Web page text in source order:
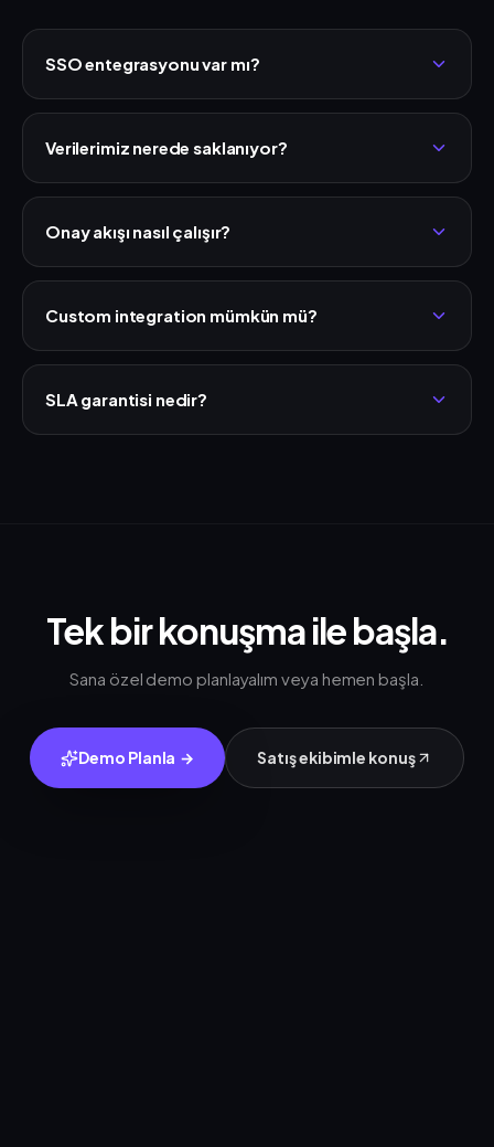
SSO entegrasyonu var mı?
Verilerimiz nerede saklanıyor?
Onay akışı nasıl çalışır?
Custom integration mümkün mü?
SLA garantisi nedir?
Tek bir konuşma ile başla.
Sana özel demo planlayalım veya hemen başla.
Demo Planla → Satış ekibimle konuş